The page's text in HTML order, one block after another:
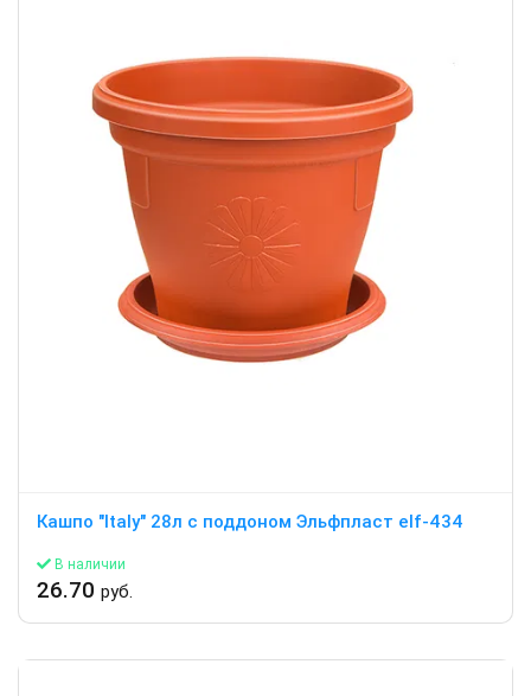
Кашпо "Italy" 28л c поддоном Эльфпласт elf-434
В наличии
26.70 руб.